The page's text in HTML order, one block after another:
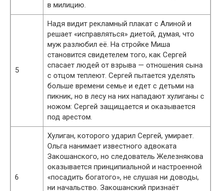
в милицию.
5
Надя видит рекламный плакат с Алиной и
решает «исправляться» диетой, думая, что
муж разлюбил её. На стройке Миша
становится свидетелем того, как Сергей
спасает людей от взрыва — отношения сына
с отцом теплеют. Сергей пытается уделять
больше времени семье и едет с детьми на
пикник, но в лесу на них нападают хулиганы с
ножом: Сергей защищается и оказывается
под арестом.
6
Хулиган, которого ударил Сергей, умирает.
Ольга нанимает известного адвоката
Закошанского, но следователь Железнякова
оказывается принципиальной и настроенной
«посадить богатого», не слушая ни доводы,
ни начальство. Закошанский признаёт